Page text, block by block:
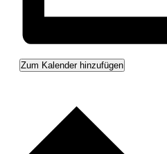
Zum Kalender hinzufügen